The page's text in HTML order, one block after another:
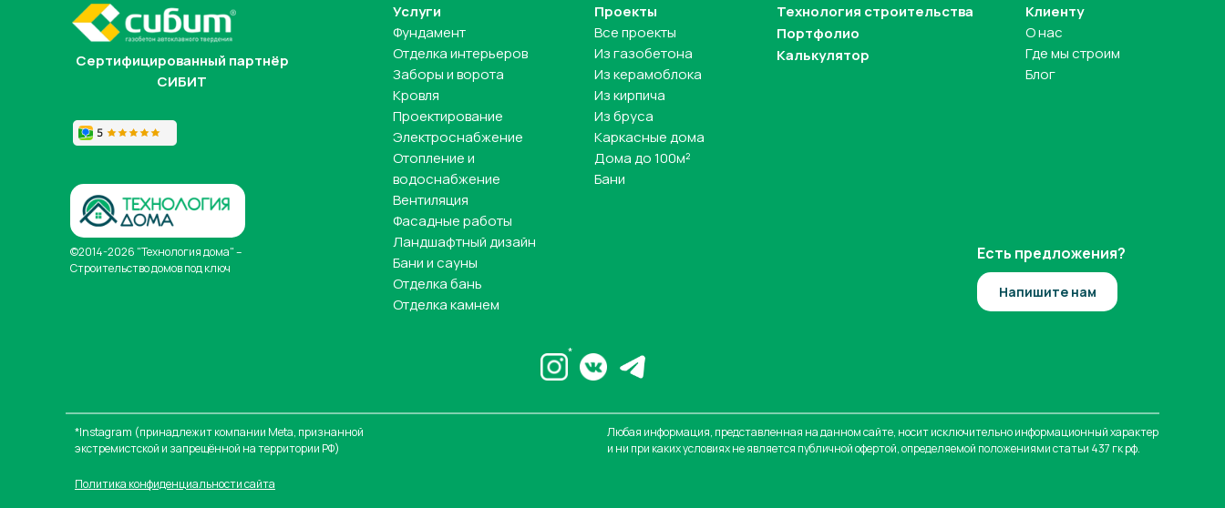
Напишите нам
Есть предложения?
©2014-2026 "Технология дома" –
Строительство домов под ключ
Политика конфиденциальности сайта
Любая информация, представленная на данном сайте, носит исключительно информационный характер
и ни при каких условиях не является публичной офертой, определяемой положениями статьи 437 гк рф.
*Instagram (принадлежит компании Meta, признанной
экстремистской и запрещённой на территории РФ)
Услуги
Фундамент
Отделка интерьеров
Заборы и ворота
Кровля
Проектирование
Электроснабжение
Отопление и
водоснабжение
Вентиляция
Фасадные работы
Ландшафтный дизайн
Бани и сауны
Отделка бань
Отделка камнем
Проекты
Все проекты
Из газобетона
Из керамоблока
Из кирпича
Из бруса
Каркасные дома
Дома до 100м²
Бани
Клиенту
О нас
Где мы строим
Блог
Технология строительства
Портфолио
Калькулятор
*
Сертифицированный партнёр
СИБИТ